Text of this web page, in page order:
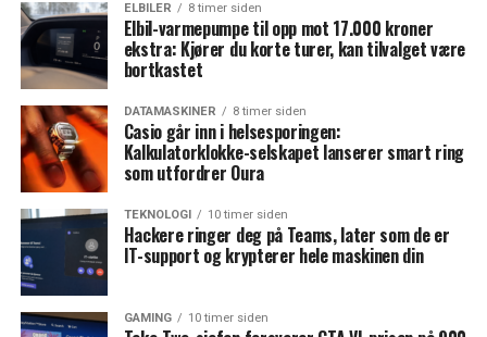
ELBILER 8 timer siden
Elbil-varmepumpe til opp mot 17.000 kroner
ekstra: Kjører du korte turer, kan tilvalget være
bortkastet
DATAMASKINER 8 timer siden
Casio går inn i helsesporingen:
Kalkulatorklokke-selskapet lanserer smart ring
som utfordrer Oura
TEKNOLOGI 10 timer siden
Hackere ringer deg på Teams, later som de er
IT-support og krypterer hele maskinen din
GAMING 10 timer siden